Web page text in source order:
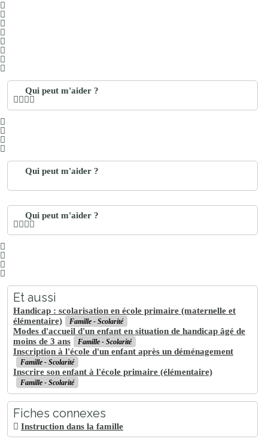
Qui peut m'aider ?
Qui peut m'aider ?
Qui peut m'aider ?
Et aussi
Handicap : scolarisation en école primaire (maternelle et
élémentaire)
Famille - Scolarité
Modes d'accueil d'un enfant en situation de handicap âgé de
moins de 3 ans
Famille - Scolarité
Inscription à l'école d'un enfant après un déménagement
Famille - Scolarité
Inscrire son enfant à l'école primaire (élémentaire)
Famille - Scolarité
Fiches connexes
Instruction dans la famille